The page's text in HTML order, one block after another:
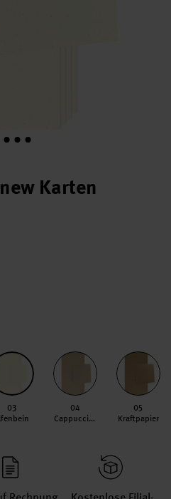
Karten
03
04
Cappuccino
05
Kraftpapier